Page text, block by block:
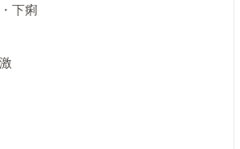
下痢